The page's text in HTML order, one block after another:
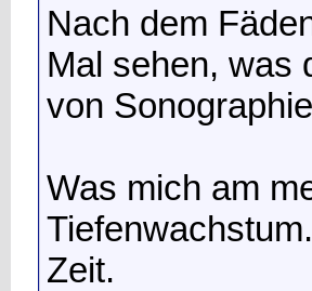
Nach dem
Mal sehen, was
von
Was mich am
Zeit.